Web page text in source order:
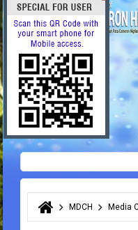
Search form
You are here
MDCH Media